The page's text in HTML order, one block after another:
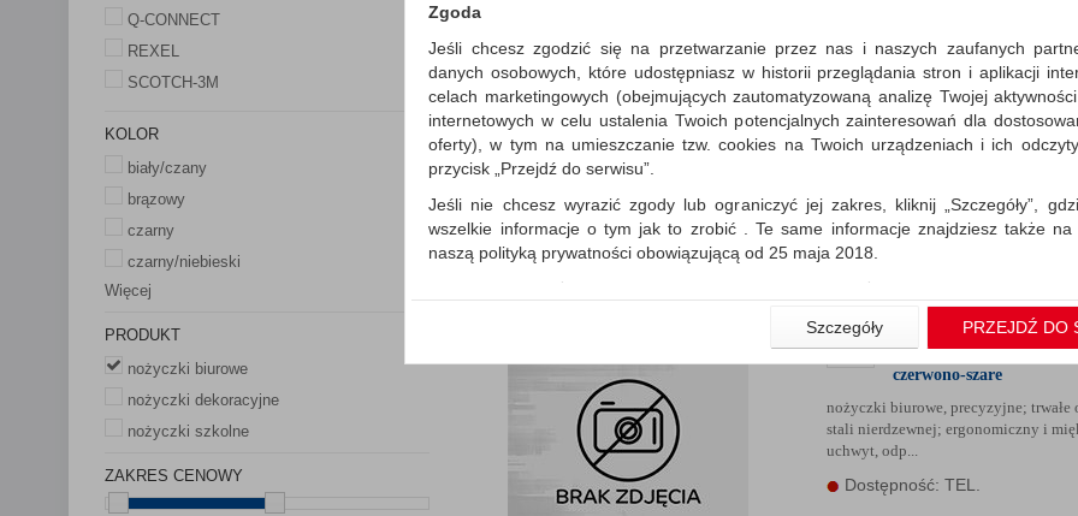
Q-CONNECT
REXEL
SCOTCH-3M
KOLOR
biały/czany
brązowy
czarny
czarny/niebieski
Więcej
PRODUKT
nożyczki biurowe
nożyczki dekoracyjne
nożyczki szkolne
ZAKRES CENOWY
Nożyczki biurowe
(1447), precyzyjne, 18cm,
czerwono-szare
nożyczki biurowe, precyzyjne; trwałe
Dostępność: TEL.
Nożyczki biurowe
(1448), precyzyjne,
czerwono-szare
nożyczki biurowe, precyzyjne; trwałe
stali nierdzewnej; ergonomiczny i
uchwyt, odp...
Dostępność: TEL.
Zgoda
Jeśli chcesz zgodzić się na przetwarzanie przez nas i naszych zaufanych
danych osobowych, które udostępniasz w historii przeglądania stron i aplikacji
celach marketingowych (obejmujących zautomatyzowaną analizę Twojej
internetowych w celu ustalenia Twoich potencjalnych zainteresowań dla
oferty), w tym na umieszczanie tzw. cookies na Twoich urządzeniach i ich
przycisk „Przejdź do serwisu”.
Jeśli nie chcesz wyrazić zgody lub ograniczyć jej zakres, kliknij „Szczegóły”,
wszelkie informacje o tym jak to zrobić . Te same informacje znajdziesz także
naszą polityką prywatności obowiązującą od 25 maja 2018.
W przypadku użytkowników zalogowanych, aby umożliwić prawidłową
Państwem i związane z tym prawidłowe działanie naszej strony www, a w
wysłanie potwierdzenia zamówienia na Państwa email lub wyświetlenie Państwu
informacji o promocjach czy cenach indywidualnych, ważna jest Państwa
której udzieliliście podczas zakładania konta.
Każda Państwa zgoda jest dobrowolna i można ją w dowolnym momencie wycofać.
Polityka prywatności (rozwiń)
Klauzula Informacyjna (rozwiń)
Szczegóły PRZEJDŹ DO